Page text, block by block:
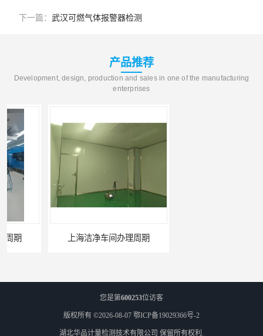
下一篇： 武汉可燃气体报警器检测
产品推荐
Development, design, production and sales in one of the manufacturing
enterprises
上海洁净车间办理周期
您是第600253位访客
版权所有 ©2026-08-07 鄂ICP备19029366号-2
湖北华品计量检测技术有限公司 保留所有权利.